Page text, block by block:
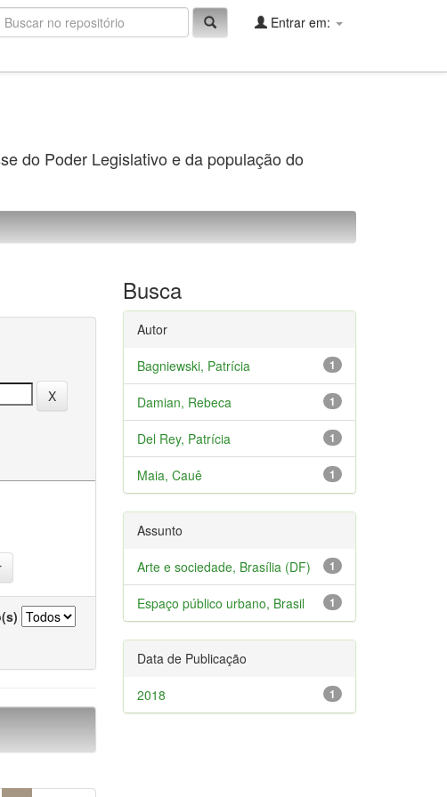
Entrar em:
do Poder Legislativo e da população do
Busca
Autor
1
Bagniewski, Patrícia
1
Damian, Rebeca
1
Del Rey, Patrícia
1
Maia, Cauê
Assunto
1
Arte e sociedade, Brasília (DF)
1
Espaço público urbano, Brasil
Data de Publicação
1
2018